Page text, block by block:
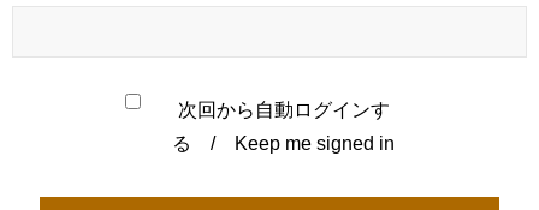
次回から自動ログインす
る / Keep me signed in